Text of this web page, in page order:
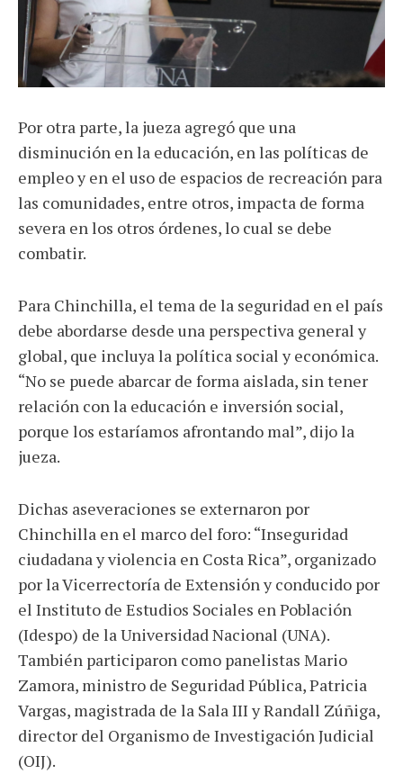
Por otra parte, la jueza agregó que una
disminución en la educación, en las políticas de
empleo y en el uso de espacios de recreación para
las comunidades, entre otros, impacta de forma
severa en los otros órdenes, lo cual se debe
combatir.
Para Chinchilla, el tema de la seguridad en el país
debe abordarse desde una perspectiva general y
global, que incluya la política social y económica.
“No se puede abarcar de forma aislada, sin tener
relación con la educación e inversión social,
porque los estaríamos afrontando mal”, dijo la
jueza.
Dichas aseveraciones se externaron por
Chinchilla en el marco del foro: “Inseguridad
ciudadana y violencia en Costa Rica”, organizado
por la Vicerrectoría de Extensión y conducido por
el Instituto de Estudios Sociales en Población
(Idespo) de la Universidad Nacional (UNA).
También participaron como panelistas Mario
Zamora, ministro de Seguridad Pública, Patricia
Vargas, magistrada de la Sala III y Randall Zúñiga,
director del Organismo de Investigación Judicial
(OIJ).